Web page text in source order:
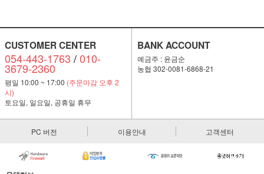
CUSTOMER CENTER
054-443-1763 /010-
3679-2360
평일 10:00 ~ 17:00 (주문마감 오후 2
시)
토요일, 일요일, 공휴일 휴무
BANK ACCOUNT
예금주 : 윤금순
농협 302-0081-6868-21
PC 버전 이용안내 고객센터